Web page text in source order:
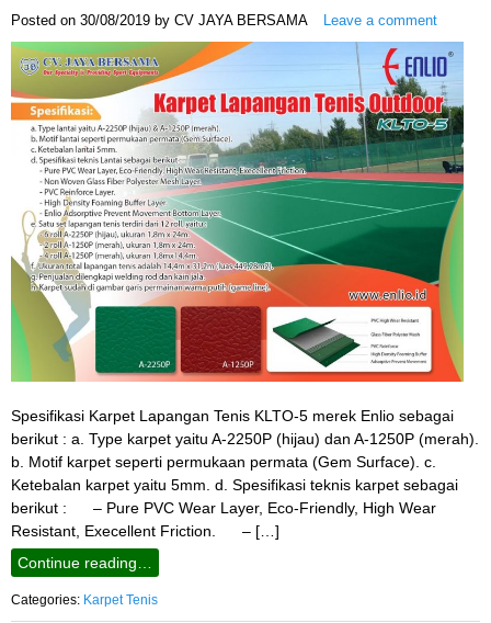
Posted on 30/08/2019 by CV JAYA BERSAMA Leave a comment
Spesifikasi Karpet Lapangan Tenis KLTO-5 merek Enlio sebagai
berikut : a. Type karpet yaitu A-2250P (hijau) dan A-1250P (merah).
b. Motif karpet seperti permukaan permata (Gem Surface). c.
Ketebalan karpet yaitu 5mm. d. Spesifikasi teknis karpet sebagai
berikut : – Pure PVC Wear Layer, Eco-Friendly, High Wear
Resistant, Execellent Friction. – […]
Continue reading…
Categories: Karpet Tenis